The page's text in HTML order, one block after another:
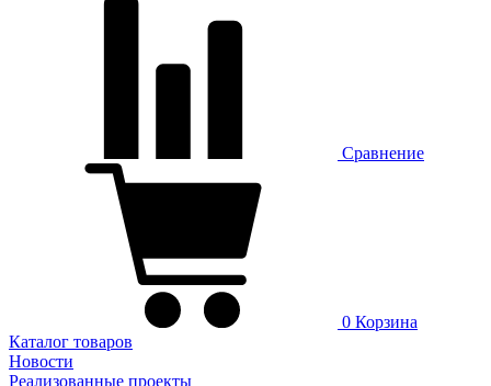
Сравнение
0 Корзина
Каталог товаров
Новости
Реализованные проекты